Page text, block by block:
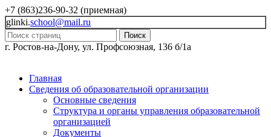
+7 (863)236-90-32 (приемная)
glinki.school@mail.ru
Поиск
г. Ростов-на-Дону, ул. Профсоюзная, 136 б/1а
Главная
Сведения об образовательной организации
Основные сведения
Структура и органы управления образовательной
организацией
Документы